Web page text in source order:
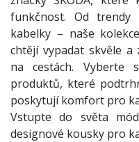
funkčnost. Od
kabelky – naše
chtějí vypadat skvěle
na cestách. Vyberte
produktů, které
poskytují komfort pro
Vstupte do světa
designové kousky pro